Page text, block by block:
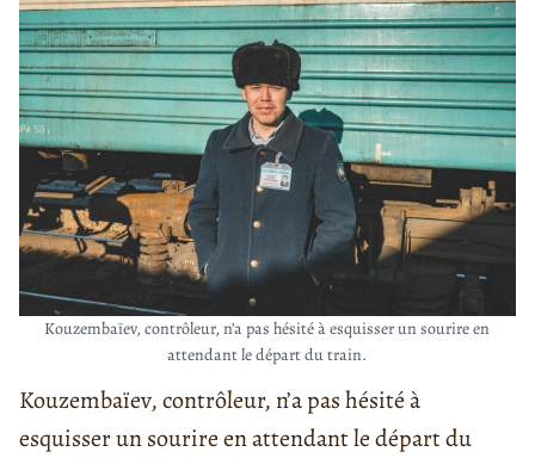
Kouzembaïev, contrôleur, n’a pas hésité à esquisser un sourire en
attendant le départ du train.
Kouzembaïev, contrôleur, n’a pas hésité à
esquisser un sourire en attendant le départ du